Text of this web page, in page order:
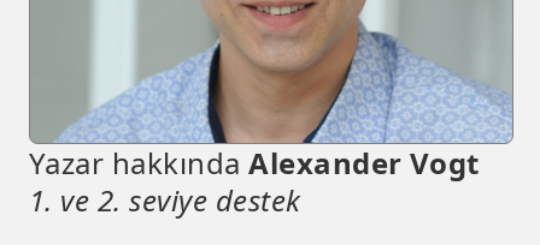
Yazar hakkındaAlexander Vogt
1. ve 2. seviye destek